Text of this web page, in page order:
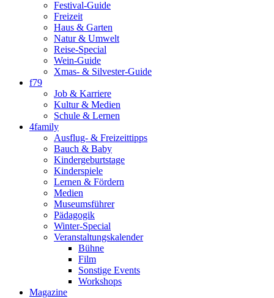
Festival-Guide
Freizeit
Haus & Garten
Natur & Umwelt
Reise-Special
Wein-Guide
Xmas- & Silvester-Guide
f79
Job & Karriere
Kultur & Medien
Schule & Lernen
4family
Ausflug- & Freizeittipps
Bauch & Baby
Kindergeburtstage
Kinderspiele
Lernen & Fördern
Medien
Museumsführer
Pädagogik
Winter-Special
Veranstaltungskalender
Bühne
Film
Sonstige Events
Workshops
Magazine